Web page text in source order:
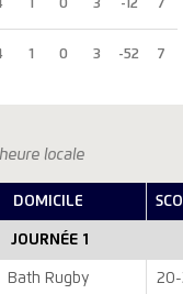
1 0 3 -12 7
1 0 3 -52 7
locale
DOMICILE
JOURNÉE 1
Bath Rugby